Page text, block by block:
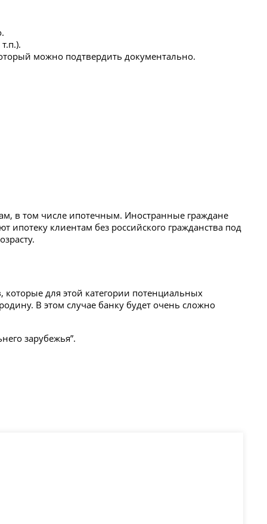
можно подтвердить документально.
в том числе ипотечным. Иностранные граждане
клиентам без российского гражданства под
для этой категории потенциальных
В этом случае банку будет очень сложно
зарубежья”.